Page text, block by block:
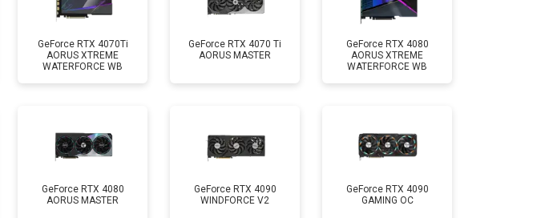
GeForce RTX 4070Ti
AORUS XTREME
WATERFORCE WB
GeForce RTX 4070 Ti
AORUS MASTER
GeForce RTX 4080
AORUS XTREME
WATERFORCE WB
GeForce RTX 4080
AORUS MASTER
GeForce RTX 4090
WINDFORCE V2
GeForce RTX 4090
GAMING OC